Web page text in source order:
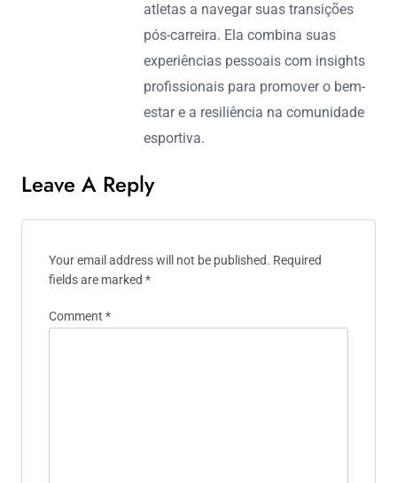
atletas a navegar suas transições
pós-carreira. Ela combina suas
experiências pessoais com insights
profissionais para promover o bem-
estar e a resiliência na comunidade
esportiva.
Leave A Reply
Your email address will not be published. Required
fields are marked *
Comment *